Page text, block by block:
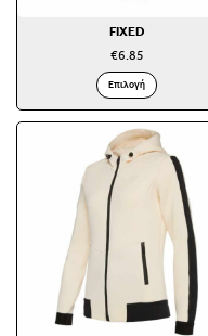
FIXED
€6.85
Επιλογή